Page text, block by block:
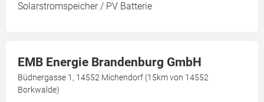
Solarstromspeicher / PV Batterie
EMB Energie Brandenburg GmbH
Büdnergasse 1, 14552 Michendorf (15km von 14552
Borkwalde)